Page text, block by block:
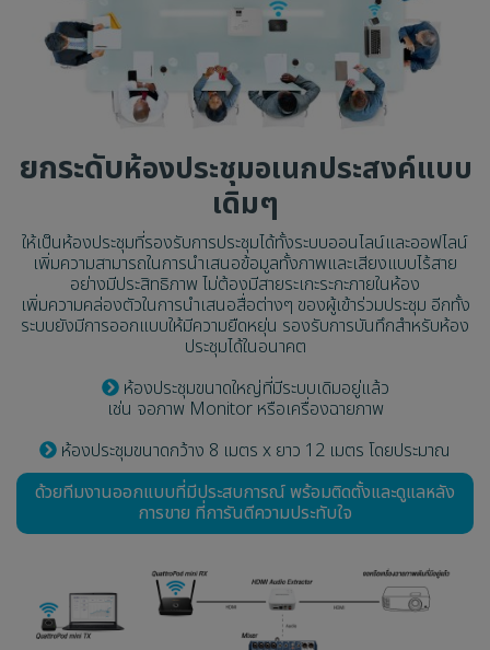
ยกระดับห้องประชุมอเนกประสงค์แบบ
เดิมๆ
ให้เป็นห้องประชุมที่รองรับการประชุมได้ทั้งระบบออนไลน์และออฟไลน์
เพิ่มความสามารถในการนำเสนอข้อมูลทั้งภาพและเสียงแบบไร้สาย
อย่างมีประสิทธิภาพ ไม่ต้องมีสายระเกะระกะภายในห้อง
เพิ่มความคล่องตัวในการนำเสนอสื่อต่างๆ ของผู้เข้าร่วมประชุม อีกทั้ง
ระบบยังมีการออกแบบให้มีความยืดหยุ่น รองรับการบันทึกสำหรับห้อง
ประชุมได้ในอนาคต
ห้องประชุมขนาดใหญ่ที่มีระบบเดิมอยู่แล้ว
เช่น จอภาพ Monitor หรือเครื่องฉายภาพ
ห้องประชุมขนาดกว้าง 8 เมตร x ยาว 12 เมตร โดยประมาณ
ด้วยทีมงานออกแบบที่มีประสบการณ์ พร้อมติดตั้งและดูแลหลัง
การขาย ที่การันตีความประทับใจ